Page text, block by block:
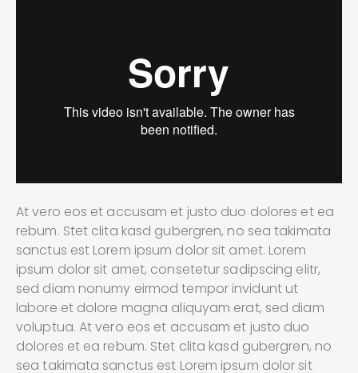
At vero eos et accusam et justo duo dolores et ea
rebum. Stet clita kasd gubergren, no sea takimata
sanctus est Lorem ipsum dolor sit amet. Lorem
ipsum dolor sit amet, consetetur sadipscing elitr,
sed diam nonumy eirmod tempor invidunt ut
labore et dolore magna aliquyam erat, sed diam
voluptua. At vero eos et accusam et justo duo
dolores et ea rebum. Stet clita kasd gubergren, no
sea takimata sanctus est Lorem ipsum dolor sit